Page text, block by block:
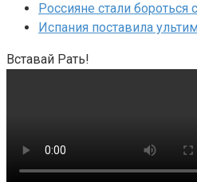
Россияне стали
Испания поставила
Вставай Рать!